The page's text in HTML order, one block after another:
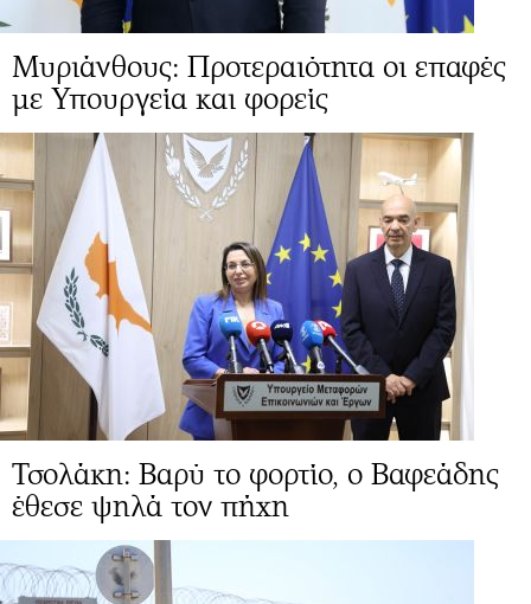
Μυριάνθους: Προτεραιότητα οι επαφές
με Υπουργεία και φορείς
Τσολάκη: Βαρύ το φορτίο, ο Βαφεάδης
έθεσε ψηλά τον πήχη